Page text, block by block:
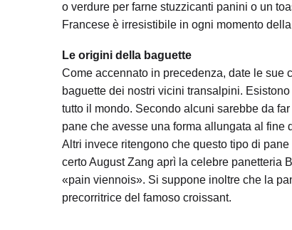
o verdure per farne stuzzicanti panini o un
Francese è irresistibile in ogni momento
Le origini della baguette
Come accennato in precedenza, date le
baguette dei nostri vicini transalpini.
tutto il mondo. Secondo alcuni sarebbe da
pane che avesse una forma allungata al
Altri invece ritengono che questo tipo di
certo August Zang aprì la celebre panetteria
«pain viennois». Si suppone inoltre che la
precorritrice del famoso croissant.